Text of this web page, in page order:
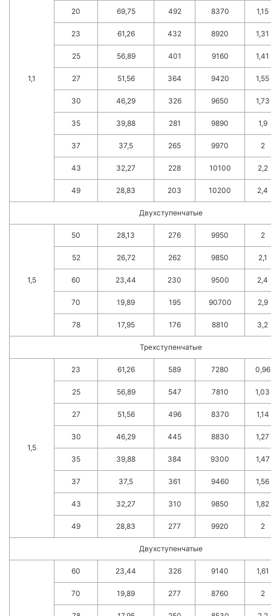
1,1
20 69,75 492 8370 1,15
23 61,26 432 8920 1,31
25 56,89 401 9160 1,41
27 51,56 364 9420 1,55
30 46,29 326 9650 1,73
35 39,88 281 9890 1,9
37 37,5 265 9970 2
43 32,27 228 10100 2,2
49 28,83 203 10200 2,4
Двухступенчатые
1,5
50 28,13 276 9950 2
52 26,72 262 9850 2,1
60 23,44 230 9500 2,4
70 19,89 195 90700 2,9
78 17,95 176 8810 3,2
Трехступенчатые
1,5
23 61,26 589 7280 0,96
25 56,89 547 7810 1,03
27 51,56 496 8370 1,14
30 46,29 445 8830 1,27
35 39,88 384 9300 1,47
37 37,5 361 9460 1,56
43 32,27 310 9850 1,82
49 28,83 277 9920 2
Двухступенчатые
60 23,44 326 9140 1,61
70 19,89 277 8760 2